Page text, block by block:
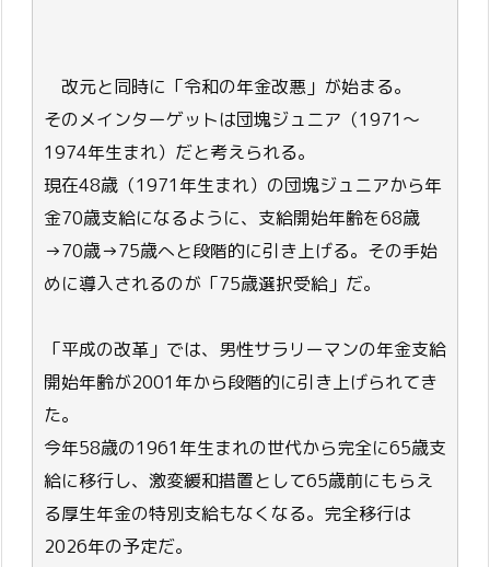
改元と同時に「令和の年金改悪」が始まる。
そのメインターゲットは団塊ジュニア（1971～
1974年生まれ）だと考えられる。
現在48歳（1971年生まれ）の団塊ジュニアから年
金70歳支給になるように、支給開始年齢を68歳
→70歳→75歳へと段階的に引き上げる。その手始
めに導入されるのが「75歳選択受給」だ。
「平成の改革」では、男性サラリーマンの年金支給
開始年齢が2001年から段階的に引き上げられてき
た。
今年58歳の1961年生まれの世代から完全に65歳支
給に移行し、激変緩和措置として65歳前にもらえ
る厚生年金の特別支給もなくなる。完全移行は
2026年の予定だ。